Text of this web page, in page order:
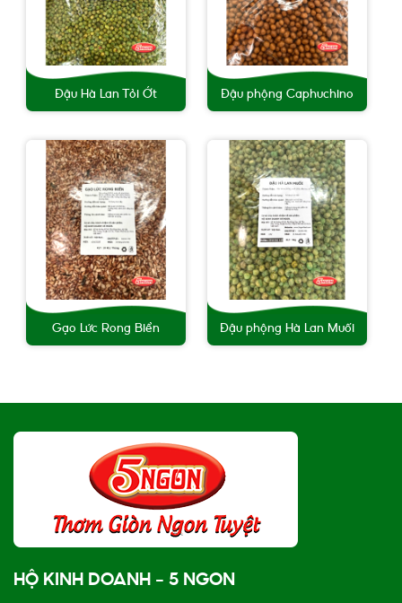
Đậu Hà Lan Tỏi Ớt Đậu phộng Caphuchino
Gạo Lức Rong Biển Đậu phộng Hà Lan Muối
HỘ KINH DOANH - 5 NGON